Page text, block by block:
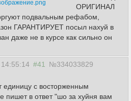
ОРИГИНАЛ
подвальным рефабом,
ГАРАНТИРУЕТ посыл нахуй в
даже не в курсе как сильно он
#41
№334033829
единицу с восторженным
пишет в ответ "шо за хуйня вам